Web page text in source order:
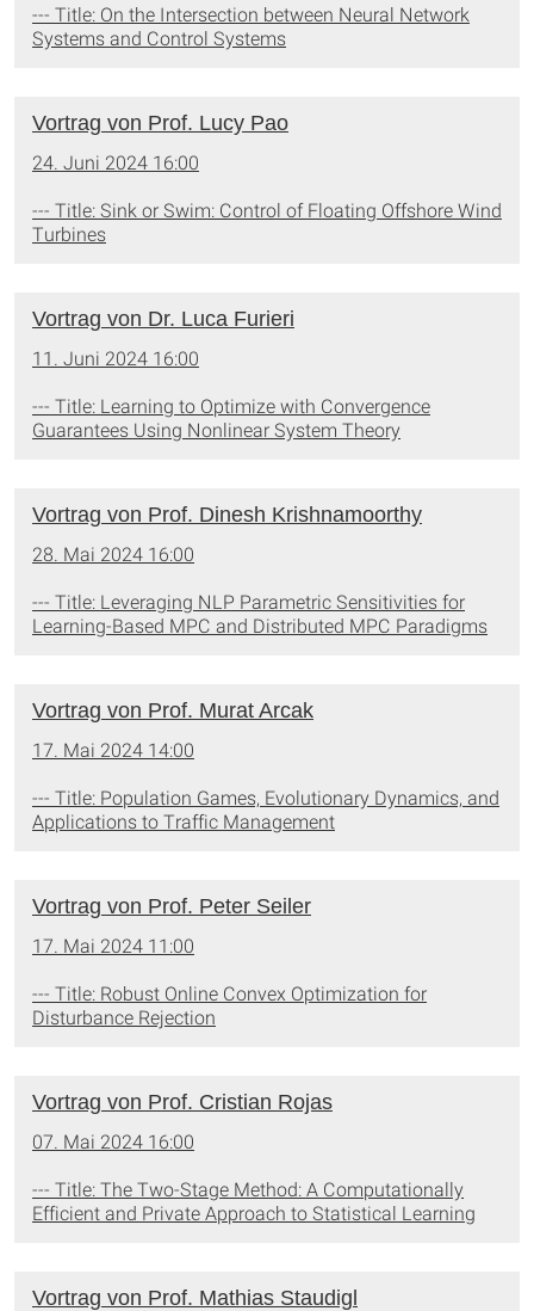
--- Title: On the Intersection between Neural Network
Systems and Control Systems
Vortrag von Prof. Lucy Pao
24. Juni 2024 16:00
--- Title: Sink or Swim: Control of Floating Offshore Wind
Turbines
Vortrag von Dr. Luca Furieri
11. Juni 2024 16:00
--- Title: Learning to Optimize with Convergence
Guarantees Using Nonlinear System Theory
Vortrag von Prof. Dinesh Krishnamoorthy
28. Mai 2024 16:00
--- Title: Leveraging NLP Parametric Sensitivities for
Learning-Based MPC and Distributed MPC Paradigms
Vortrag von Prof. Murat Arcak
17. Mai 2024 14:00
--- Title: Population Games, Evolutionary Dynamics, and
Applications to Traffic Management
Vortrag von Prof. Peter Seiler
17. Mai 2024 11:00
--- Title: Robust Online Convex Optimization for
Disturbance Rejection
Vortrag von Prof. Cristian Rojas
07. Mai 2024 16:00
--- Title: The Two-Stage Method: A Computationally
Efficient and Private Approach to Statistical Learning
Vortrag von Prof. Mathias Staudigl